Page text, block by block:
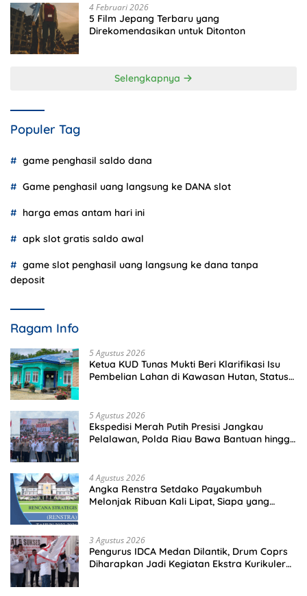
4 Februari 2026
5 Film Jepang Terbaru yang
Direkomendasikan untuk Ditonton
Selengkapnya
Populer Tag
game penghasil saldo dana
Game penghasil uang langsung ke DANA slot
harga emas antam hari ini
apk slot gratis saldo awal
game slot penghasil uang langsung ke dana tanpa
deposit
Ragam Info
5 Agustus 2026
Ketua KUD Tunas Mukti Beri Klarifikasi Isu
Pembelian Lahan di Kawasan Hutan, Status
5 Agustus 2026
Ekspedisi Merah Putih Presisi Jangkau
Pelalawan, Polda Riau Bawa Bantuan hingga
4 Agustus 2026
Angka Renstra Setdako Payakumbuh
Melonjak Ribuan Kali Lipat, Siapa yang
3 Agustus 2026
Pengurus IDCA Medan Dilantik, Drum Coprs
Diharapkan Jadi Kegiatan Ekstra Kurikuler